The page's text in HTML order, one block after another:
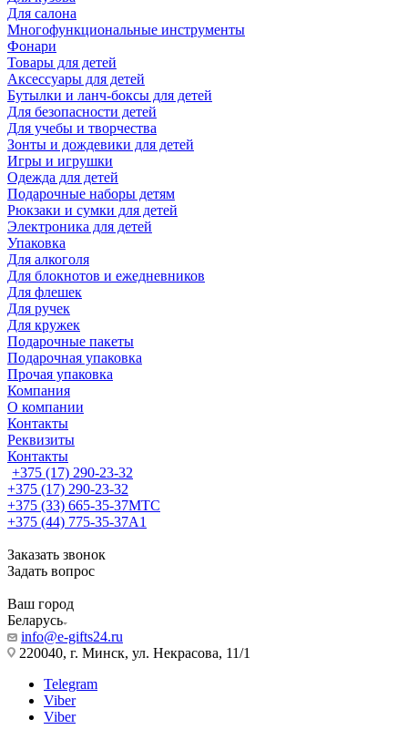
Для салона
Многофункциональные инструменты
Фонари
Товары для детей
Аксессуары для детей
Бутылки и ланч-боксы для детей
Для безопасности детей
Для учебы и творчества
Зонты и дождевики для детей
Игры и игрушки
Одежда для детей
Подарочные наборы детям
Рюкзаки и сумки для детей
Электроника для детей
Упаковка
Для алкоголя
Для блокнотов и ежедневников
Для флешек
Для ручек
Для кружек
Подарочные пакеты
Подарочная упаковка
Прочая упаковка
Компания
О компании
Контакты
Реквизиты
Контакты
+375 (17) 290-23-32
+375 (17) 290-23-32
+375 (33) 665-35-37МТС
+375 (44) 775-35-37А1
Заказать звонок
Задать вопрос
Ваш город
Беларусь
info@e-gifts24.ru
220040, г. Минск, ул. Некрасова, 11/1
Telegram
Viber
Viber